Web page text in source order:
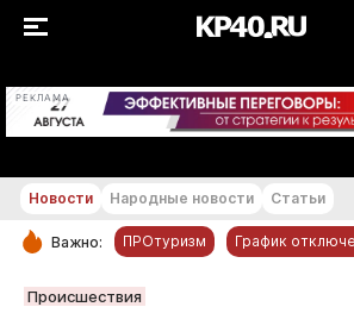
РЕКЛАМА +18...+19
РУБРИКИ
Новости Народные новости Статьи
Важно: ПРОтуризм График
Происшествия